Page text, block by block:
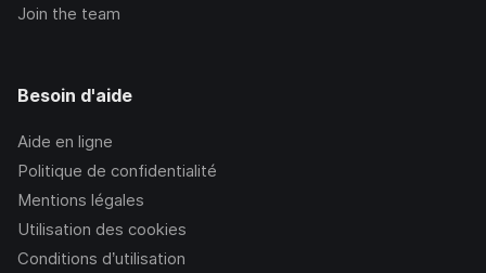
Join the team
Besoin d'aide
Aide en ligne
Politique de confidentialité
Mentions légales
Utilisation des cookies
Conditions d’utilisation